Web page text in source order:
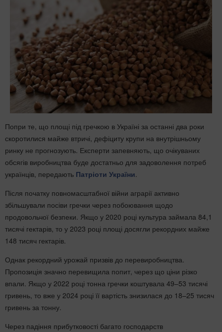
Попри те, що площі під гречкою в Україні за останні два роки
скоротилися майже втричі, дефіциту крупи на внутрішньому
ринку не прогнозують. Експерти запевняють, що очікуваних
обсягів виробництва буде достатньо для задоволення потреб
українців, передають Патріоти України.
Після початку повномасштабної війни аграрії активно
збільшували посіви гречки через побоювання щодо
продовольчої безпеки. Якщо у 2020 році культура займала 84,1
тисячі гектарів, то у 2023 році площі досягли рекордних майже
148 тисяч гектарів.
Однак рекордний урожай призвів до перевиробництва.
Пропозиція значно перевищила попит, через що ціни різко
впали. Якщо у 2022 році тонна гречки коштувала 49–53 тисячі
гривень, то вже у 2024 році її вартість знизилася до 18–25 тисяч
гривень за тонну.
Через падіння прибутковості багато господарств